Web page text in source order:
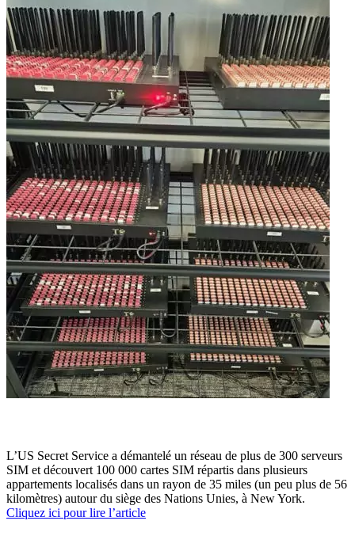
L’US Secret Service a démantelé un réseau de plus de 300 serveurs
SIM et découvert 100 000 cartes SIM répartis dans plusieurs
appartements localisés dans un rayon de 35 miles (un peu plus de 56
kilomètres) autour du siège des Nations Unies, à New York.
Cliquez ici pour lire l’article